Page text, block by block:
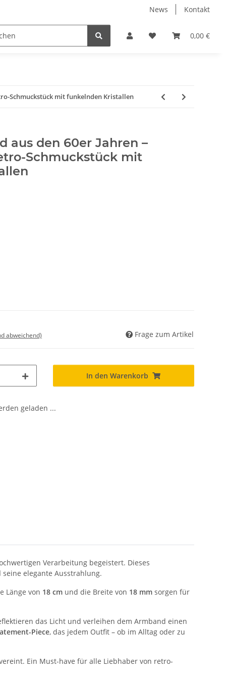
News Kontakt
0,00 €
Neuware Schmuck
Schmuckstück mit funkelnden Kristallen
aus den 60er Jahren –
Schmuckstück mit
abweichend) Frage zum Artikel
In den Warenkorb
geladen ...
Verarbeitung begeistert. Dieses
elegante Ausstrahlung.
Länge von 18 cm und die Breite von 18 mm sorgen für
das Licht und verleihen dem Armband einen
Piece, das jedem Outfit – ob im Alltag oder zu
Ein Must-have für alle Liebhaber von retro-